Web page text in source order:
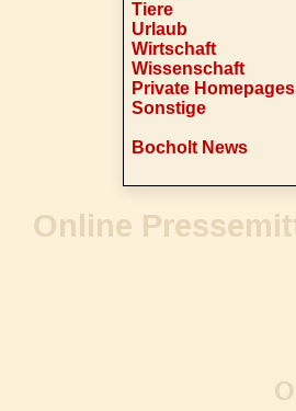
Tiere
Urlaub
Wirtschaft
Wissenschaft
Private Homepages
Sonstige
Bocholt News